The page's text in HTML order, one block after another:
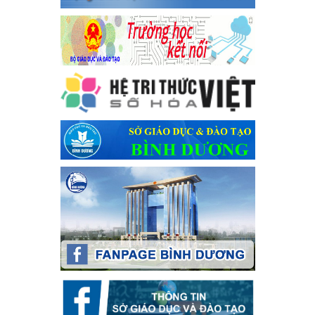
Kế hoạch Tổ chức Hội trại truyền thống học sinh thị xã Bến
Cát Lần thứ VIII, năm học 2023-2024
Kế hoạch Tổ chức Hội trại truyền thống học sinh thị xã Bến Cát
Lần thứ VIII, năm học 2023-2024
Ngày ban hành: 28/12/2023
Phối hợp rà soát nhu cầu tiêm vắc xin phòng Covid 19
Phối hợp rà soát nhu cầu tiêm vắc xin phòng Covid 19
Ngày ban hành: 22/11/2023
Phát động, triển khai Cuộc thi " An toàn giao thông cho nụ
cười ngày mai" dành cho học sinh và giáo viên trung học
năm học 2023-2024
Phát động, triển khai Cuộc thi " An toàn giao thông cho nụ cười
ngày mai" dành cho học sinh và giáo viên trung học năm học
Ngày ban hành: 22/11/2023
Nhắc nhỡ thực hiện thanh toán không dùng tiền mặt các
khoản thu trong nhà trường năm học 2023-2024 và các năm